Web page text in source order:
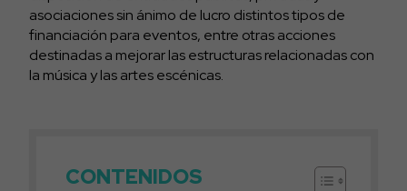
asociaciones sin ánimo de lucro distintos tipos de
financiación para eventos, entre otras acciones
destinadas a mejorar las estructuras relacionadas con
la música y las artes escénicas.
CONTENIDOS